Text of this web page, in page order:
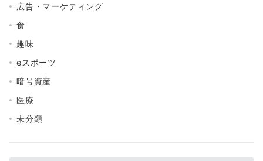
広告・マーケティング
食
趣味
eスポーツ
暗号資産
医療
未分類